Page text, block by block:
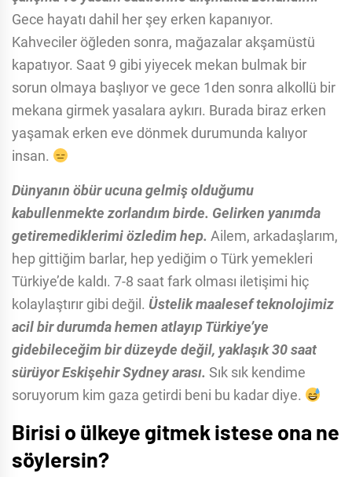
Gece hayatı dahil her şey erken kapanıyor.
Kahveciler öğleden sonra, mağazalar akşamüstü
kapatıyor. Saat 9 gibi yiyecek mekan bulmak bir
sorun olmaya başlıyor ve gece 1den sonra alkollü bir
mekana girmek yasalara aykırı. Burada biraz erken
yaşamak erken eve dönmek durumunda kalıyor
insan.
Dünyanın öbür ucuna gelmiş olduğumu
kabullenmekte zorlandım birde. Gelirken yanımda
getiremediklerimi özledim hep. Ailem, arkadaşlarım,
hep gittiğim barlar, hep yediğim o Türk yemekleri
Türkiye’de kaldı. 7-8 saat fark olması iletişimi hiç
kolaylaştırır gibi değil. Üstelik maalesef teknolojimiz
acil bir durumda hemen atlayıp Türkiye’ye
gidebileceğim bir düzeyde değil, yaklaşık 30 saat
sürüyor Eskişehir Sydney arası. Sık sık kendime
soruyorum kim gaza getirdi beni bu kadar diye.
Birisi o ülkeye gitmek istese ona ne
söylersin?